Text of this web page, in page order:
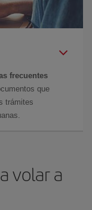
frecuentes
que
trámites
volar a